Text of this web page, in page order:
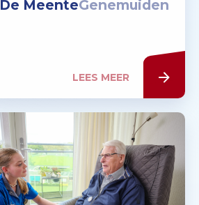
De MeenteGenemuiden
LEES MEER